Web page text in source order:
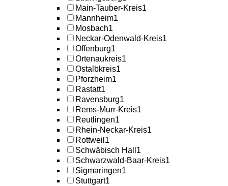
Main-Tauber-Kreis1
Mannheim1
Mosbach1
Neckar-Odenwald-Kreis1
Offenburg1
Ortenaukreis1
Ostalbkreis1
Pforzheim1
Rastatt1
Ravensburg1
Rems-Murr-Kreis1
Reutlingen1
Rhein-Neckar-Kreis1
Rottweil 1
Schwäbisch Hall 1
Schwarzwald-Baar-Kreis1
Sigmaringen1
Stuttgart1